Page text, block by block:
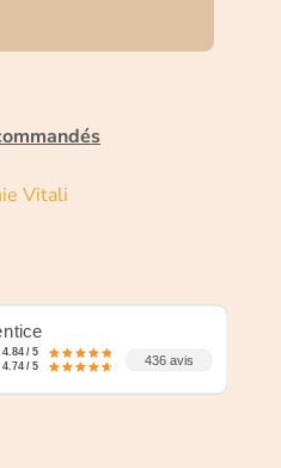
Vitali
4.84 / 5
4.74 / 5 436 avis